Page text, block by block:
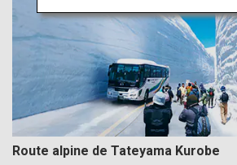
Route alpine de Tateyama Kurobe